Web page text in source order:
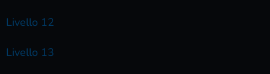
Livello 12
Livello 13